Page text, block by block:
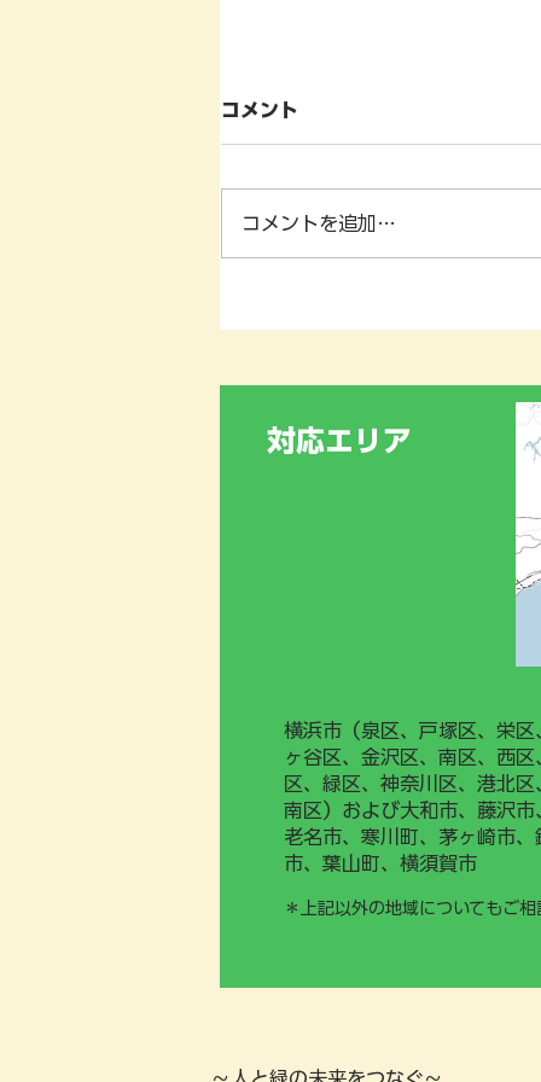
夏季休業期間のお知らせ📢
コメント
コメントを追加…
対応エリア
横浜市（泉区、戸塚区、栄
ヶ谷区、金沢区、南区、西
区、緑区、神奈川区、港北
南区）および大和市、藤沢
老名市、寒川町、茅ヶ崎市
市、葉山町、横須賀市
＊上記以外の地域についてもご